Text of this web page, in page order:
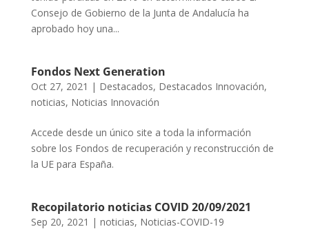
Consejo de Gobierno de la Junta de Andalucía ha
aprobado hoy una...
Fondos Next Generation
Oct 27, 2021 | Destacados, Destacados Innovación,
noticias, Noticias Innovación
Accede desde un único site a toda la información
sobre los Fondos de recuperación y reconstrucción de
la UE para España.
Recopilatorio noticias COVID 20/09/2021
Sep 20, 2021 | noticias, Noticias-COVID-19